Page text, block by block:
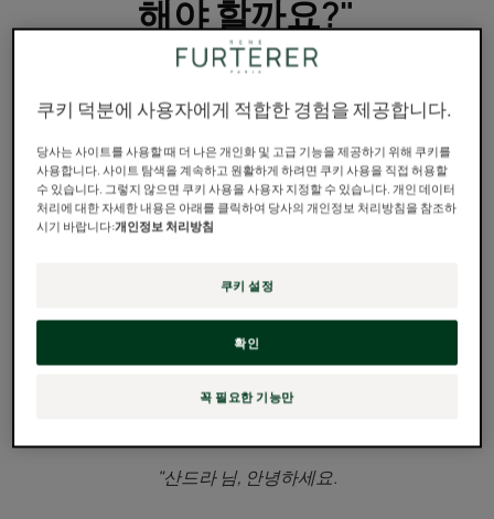
해야 할까요?"
산드라,
28세
"산드라 님, 안녕하세요.
쿠키 덕분에 사용자에게 적합한 경험을 제공합니다.
당사는 사이트를 사용할 때 더 나은 개인화 및 고급 기능을 제공하기 위해 쿠키를
사용합니다. 사이트 탐색을 계속하고 원활하게 하려면 쿠키 사용을 직접 허용할
수 있습니다. 그렇지 않으면 쿠키 사용을 사용자 지정할 수 있습니다. 개인 데이터
처리에 대한 자세한 내용은 아래를 클릭하여 당사의 개인정보 처리방침을 참조하
시기 바랍니다:개인정보 처리방침
쿠키 설정
꼭 필요한 기능만
확인